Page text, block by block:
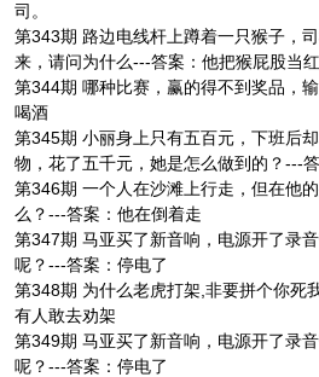
司。
第343期 路边电线杆上蹲着一只猴子，
来，请问为什么---答案：他把猴屁股当
第344期 哪种比赛，赢的得不到奖品，
喝酒
第345期 小丽身上只有五百元，下班后
物，花了五千元，她是怎么做到的？---
第346期 一个人在沙滩上行走，但在他
么？---答案：他在倒着走
第347期 马亚买了新音响，电源开了录
呢？---答案：停电了
第348期 为什么老虎打架,非要拼个你死
有人敢去劝架
第349期 马亚买了新音响，电源开了录
呢？---答案：停电了